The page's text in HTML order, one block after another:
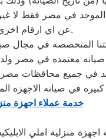
في مصر فقط لا
عن اي ارقام اخري.
المتخصصه في مجال
معتمده في مصر
في جميع محاقظات مصر
كبيره في صيانه الاجهزه
خدمة عملاء اجهزة
اجهزة منزلية املي